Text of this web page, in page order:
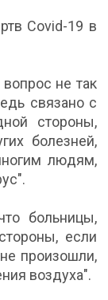
Covid-19 в
не так
связано с
стороны,
болезней,
людям,
больницы,
если
произошли,
воздуха".